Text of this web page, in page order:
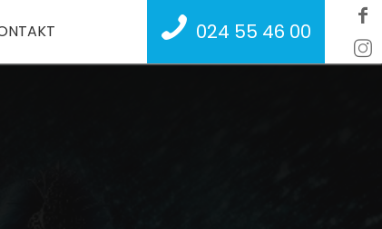
024 55 46 00